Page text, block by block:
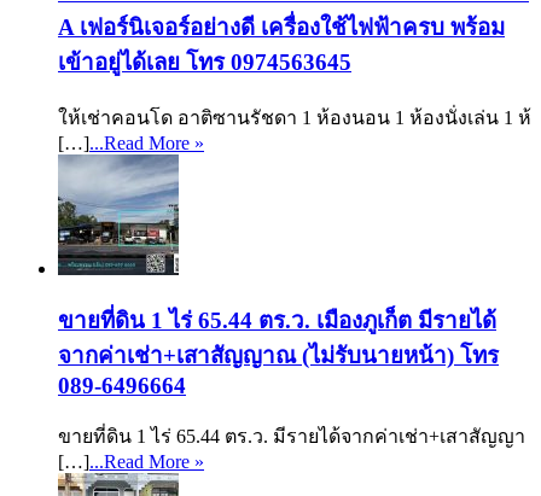
A เฟอร์นิเจอร์อย่างดี เครื่องใช้ไฟฟ้าครบ พร้อม
เข้าอยู่ได้เลย โทร 0974563645
ให้เช่าคอนโด อาติซานรัชดา 1 ห้องนอน 1 ห้องนั่งเล่น 1 ห้
[…]...Read More »
ขายที่ดิน 1 ไร่ 65.44 ตร.ว. เมืองภูเก็ต มีรายได้
จากค่าเช่า+เสาสัญญาณ (ไม่รับนายหน้า) โทร
089-6496664
ขายที่ดิน 1 ไร่ 65.44 ตร.ว. มีรายได้จากค่าเช่า+เสาสัญญา
[…]...Read More »